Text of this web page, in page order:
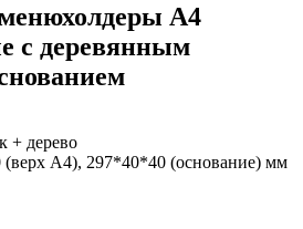
А4
с деревянным
+ дерево
А4), 297*40*40 (основание) мм